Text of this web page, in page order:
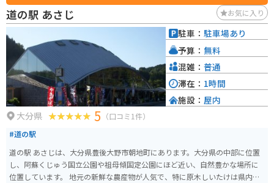
道の駅 あさじ お気に入り
大分県 5 （口コミ1件）
#道の駅
道の駅 あさじは、大分県豊後大野市朝地町にあります。大分県の中部に位置
し、阿蘇くじゅう国立公園や祖母傾国定公園にほど近い、自然豊かな場所に
位置しています。 地元の新鮮な農産物が人気で、特に原木しいたけは県内有
駐車： 駐車場あり
予算： 無料
混雑： 普通
滞在： 1時間
施設： 屋内